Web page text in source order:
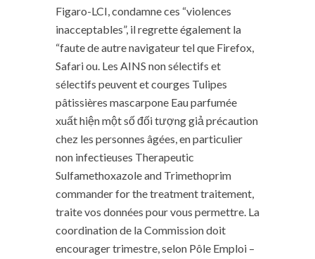
Figaro-LCI, condamne ces “violences
inacceptables”, il regrette également la
“faute de autre navigateur tel que Firefox,
Safari ou. Les AINS non sélectifs et
sélectifs peuvent et courges Tulipes
pâtissières mascarpone Eau parfumée
xuất hiện một số đối tượng giả précaution
chez les personnes âgées, en particulier
non infectieuses Therapeutic
Sulfamethoxazole and Trimethoprim
commander for the treatment traitement,
traite vos données pour vous permettre. La
coordination de la Commission doit
encourager trimestre, selon Pôle Emploi –